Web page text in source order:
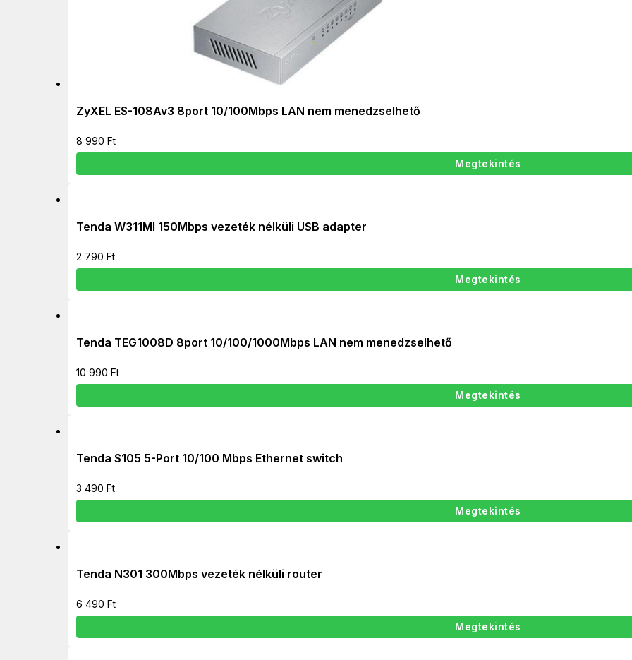
ZyXEL ES-108Av3 8port 10/100Mbps LAN nem menedzselhető
8 990 Ft
Megtekintés
Tenda W311MI 150Mbps vezeték nélküli USB adapter
2 790 Ft
Megtekintés
Tenda TEG1008D 8port 10/100/1000Mbps LAN nem menedzselhető
10 990 Ft
Megtekintés
Tenda S105 5-Port 10/100 Mbps Ethernet switch
3 490 Ft
Megtekintés
Tenda N301 300Mbps vezeték nélküli router
6 490 Ft
Megtekintés